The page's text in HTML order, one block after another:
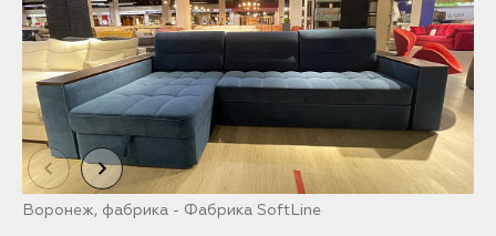
Воронеж, фабрика - Фабрика SoftLine